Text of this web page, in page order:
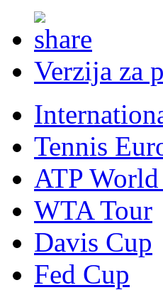
Verzija za
Tennis
ATP
WTA Tour
Davis Cup
Fed Cup